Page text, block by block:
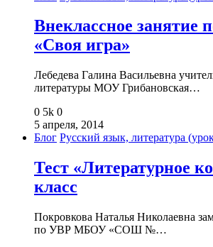
Внеклассное занятие
«Своя игра»
Лебедева Галина Васильевна
литературы МОУ Грибановская…
0 5k 0
5 апреля, 2014
Блог Русский язык, литература
Тест «Литературное
класс
Покровкова Наталья Николаевна
по УВР МБОУ «СОШ №…